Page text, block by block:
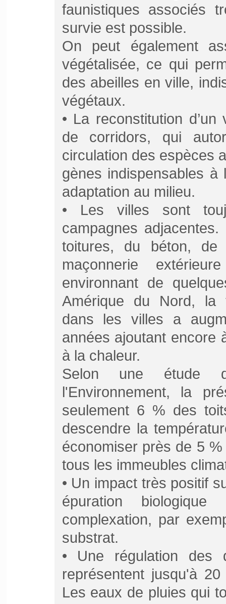
faunistiques associés
survie est possible.
On peut également
végétalisée, ce qui
des abeilles en ville,
végétaux.
• La reconstitution
de corridors, qui
circulation des espèces
gènes indispensables
adaptation au milieu.
• Les villes sont
campagnes
toitures, du béton,
maçonnerie
environnant de
Amérique du Nord, la
dans les villes a
années ajoutant encore
à la chaleur.
Selon une étude
l'Environnement, la
seulement 6 % des
descendre la
économiser près de 5
tous les immeubles
• Un impact très positif
épuration
complexation, par
substrat.
• Une régulation des
représentent jusqu'à
Les eaux de pluies qui